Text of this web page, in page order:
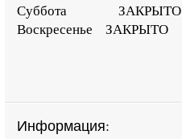
Суббота ЗАКРЫТО
Воскресенье ЗАКРЫТО
Информация: